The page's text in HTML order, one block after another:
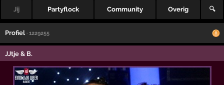
Jij Partyflock Community Overig 🔍
Profiel · 1229255
JJtje & B.